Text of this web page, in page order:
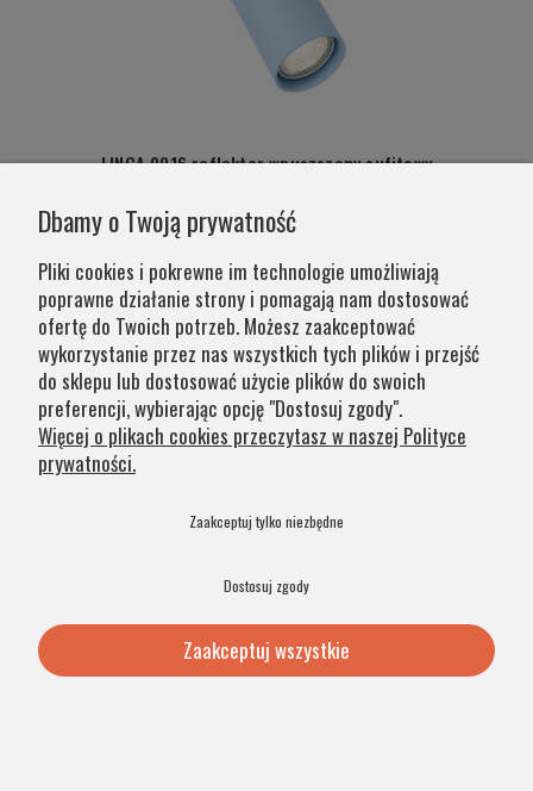
LINCA 9016 reflektor wpuszczany sufitowy
319,00 zł
Dodaj do koszyka
Dbamy o Twoją prywatność
Pliki cookies i pokrewne im technologie umożliwiają
poprawne działanie strony i pomagają nam dostosować
ofertę do Twoich potrzeb. Możesz zaakceptować
wykorzystanie przez nas wszystkich tych plików i przejść
do sklepu lub dostosować użycie plików do swoich
preferencji, wybierając opcję "Dostosuj zgody".
Więcej o plikach cookies przeczytasz w naszej Polityce
prywatności.
Zaakceptuj tylko niezbędne
Dostosuj zgody
Zaakceptuj wszystkie